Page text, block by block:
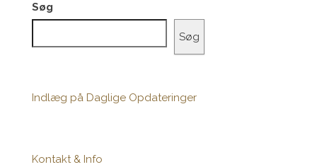
Søg
Søg
Indlæg på Daglige Opdateringer
Kontakt & Info